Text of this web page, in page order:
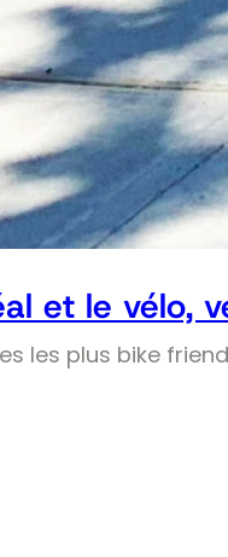
et le vélo,
les plus bike